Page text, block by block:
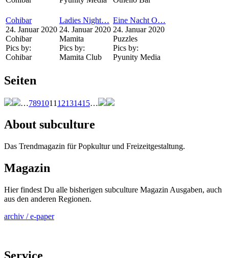
Cohibar
24. Januar 2020
Cohibar
Pics by:
Cohibar
Ladies Night…
24. Januar 2020
Mamita
Pics by:
Mamita Club
Eine Nacht O…
24. Januar 2020
Puzzles
Pics by:
Pyunity Media
Seiten
…7891011 12131415…
About subculture
Das Trendmagazin für Popkultur und Freizeitgestaltung.
Magazin
Hier findest Du alle bisherigen subculture Magazin Ausgaben, auch
aus den anderen Regionen.
archiv / e-paper